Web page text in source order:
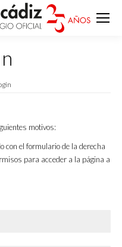
motivos:
con el formulario de la derecha
para acceder a la página a